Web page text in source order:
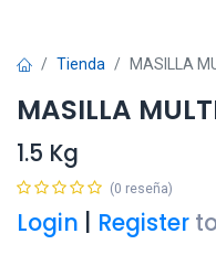
Tienda MASILLA
MASILLA
1.5 Kg
(0 reseña)
Login Register